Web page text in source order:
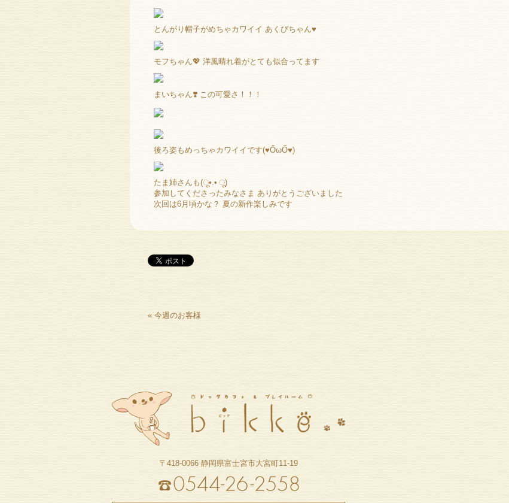
とんがり帽子がめちゃカワイイ あくびちゃん♥
モフちゃん💖 洋風晴れ着がとても似合ってます
まいちゃん❣️ この可愛さ！！！
後ろ姿もめっちゃカワイイです(♥ŐωŐ♥)
たま姉さんも(ू•.• ू)
参加してくださったみなさま ありがとうございました
次回は6月頃かな？ 夏の新作楽しみです
« 今週のお客様
〒418-0066 静岡県富士宮市大宮町11-19